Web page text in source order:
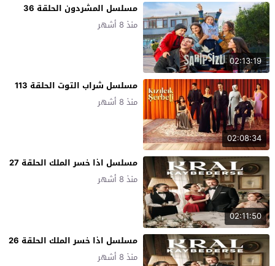
02:13:19
مسلسل المشردون الحلقة 36
منذ 8 أشهر
02:08:34
مسلسل شراب التوت الحلقة 113
منذ 8 أشهر
02:11:50
مسلسل اذا خسر الملك الحلقة 27
منذ 8 أشهر
مسلسل اذا خسر الملك الحلقة 26
منذ 8 أشهر